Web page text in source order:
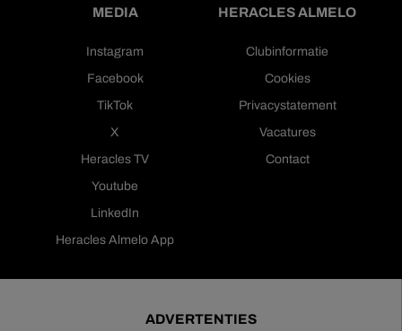
MEDIA
Instagram
Facebook
TikTok
X
Heracles TV
Youtube
LinkedIn
Heracles Almelo App
HERACLES ALMELO
Clubinformatie
Cookies
Privacystatement
Vacatures
Contact
ADVERTENTIES